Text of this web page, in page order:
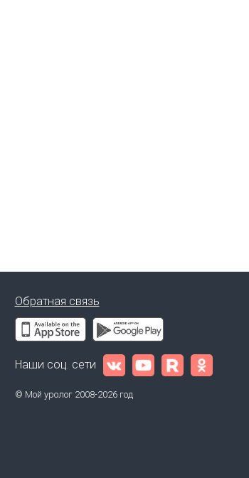
Обратная связь
Наши соц. сети
© Мой уролог 2008-2026 год